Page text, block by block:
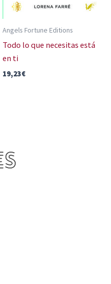
Angels Fortune Editions
Todo lo que necesitas está
en ti
19,23€